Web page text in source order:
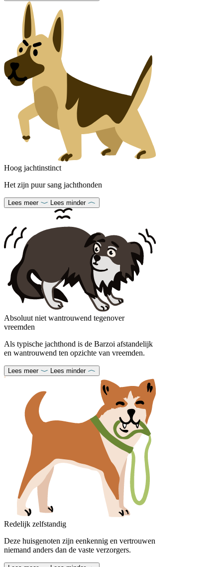
Hoog jachtinstinct
Het zijn puur sang jachthonden
Lees meer Lees minder
Absoluut niet wantrouwend tegenover
vreemden
Als typische jachthond is de Barzoi afstandelijk
en wantrouwend ten opzichte van vreemden.
Lees meer Lees minder
Redelijk zelfstandig
Deze huisgenoten zijn eenkennig en vertrouwen
niemand anders dan de vaste verzorgers.